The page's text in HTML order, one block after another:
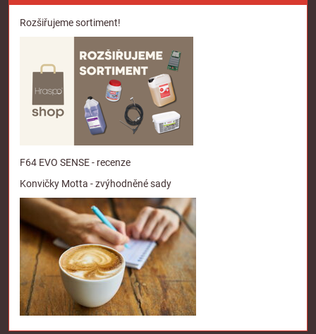
Rozšiřujeme sortiment!
F64 EVO SENSE - recenze
Konvičky Motta - zvýhodněné sady